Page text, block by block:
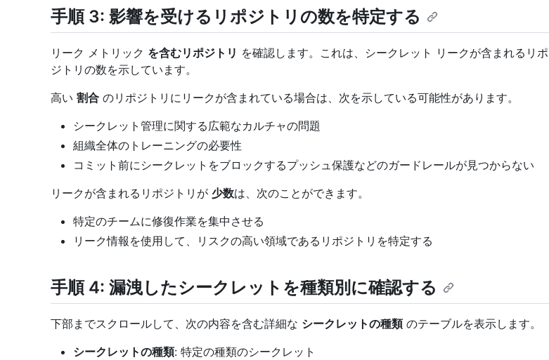
手順 3: 影響を受けるリポジトリの数を特定する
リーク メトリック を含むリポジトリ を確認します。これは、シークレット リークが含まれるリポ
ジトリの数を示しています。
高い 割合 のリポジトリにリークが含まれている場合は、次を示している可能性があります。
シークレット管理に関する広範なカルチャの問題
組織全体のトレーニングの必要性
コミット前にシークレットをブロックするプッシュ保護などのガードレールが見つからない
リークが含まれるリポジトリが 少数は、次のことができます。
特定のチームに修復作業を集中させる
リーク情報を使用して、リスクの高い領域であるリポジトリを特定する
手順 4: 漏洩したシークレットを種類別に確認する
下部までスクロールして、次の内容を含む詳細な シークレットの種類のテーブルを表示します。
シークレットの種類: 特定の種類のシークレット